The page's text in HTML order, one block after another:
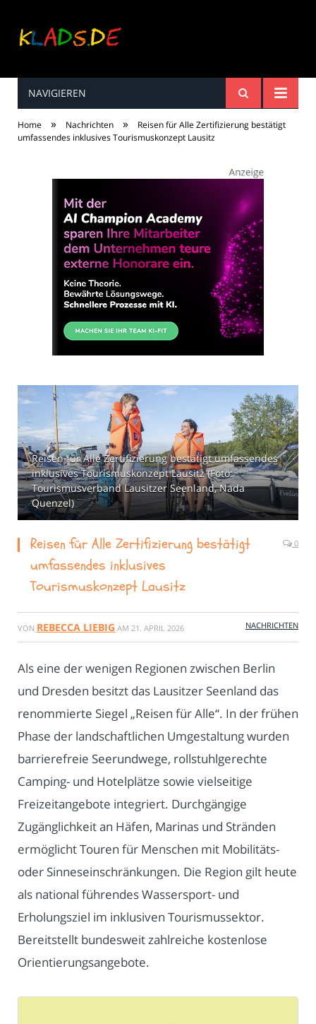
Kinderreime, Spiele,
Spaß ...
NAVIGIEREN
Home » Nachrichten »
Reisen für Alle Zertifizierung bestätigt
umfassendes inklusives Tourismuskonzept Lausitz
Reisen für Alle Zertifizierung bestätigt umfassendes
inklusives Tourismuskonzept Lausitz (Foto:
Tourismusverband Lausitzer Seenland, Nada
Quenzel)
Reisen für Alle Zertifizierung bestätigt
umfassendes inklusives
Tourismuskonzept Lausitz
0
VON REBECCA LIEBIG AM 21. APRIL 2026 NACHRICHTEN
Als eine der wenigen Regionen zwischen Berlin
und Dresden besitzt das Lausitzer Seenland das
renommierte Siegel „Reisen für Alle“. In der frühen
Phase der landschaftlichen Umgestaltung wurden
barrierefreie Seerundwege, rollstuhlgerechte
Camping- und Hotelplätze sowie vielseitige
Freizeitangebote integriert. Durchgängige
Zugänglichkeit an Häfen, Marinas und Stränden
ermöglicht Touren für Menschen mit Mobilitäts-
oder Sinneseinschränkungen. Die Region gilt heute
als national führendes Wassersport- und
Erholungsziel im inklusiven Tourismussektor.
Bereitstellt bundesweit zahlreiche kostenlose
Orientierungsangebote.